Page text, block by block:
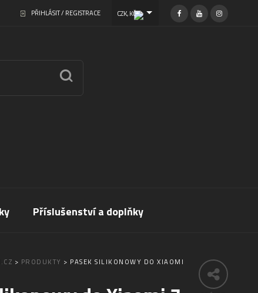
PŘIHLÁSIT / REGISTRACE CZK, KČ
Příslušenství a doplňky
> PRODUKTY > PASEK SILIKONOWY DO XIAOMI